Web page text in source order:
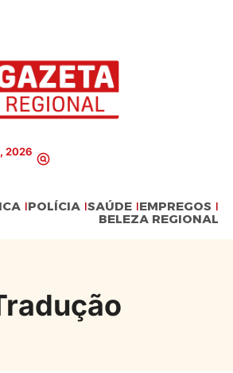
2026
POLÍCIA SAÚDE EMPREGOS
BELEZA REGIONAL